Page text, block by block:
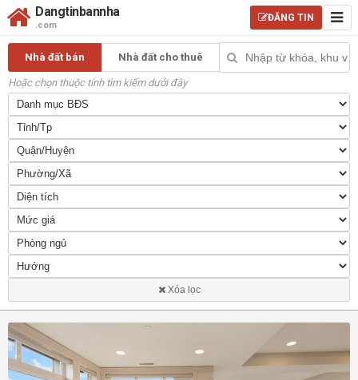
Dangtinbannha
.com
ĐĂNG TIN
Nhà đất bán Nhà đất cho thuê
Hoặc chọn thuộc tính tìm kiếm dưới đây
Xóa lọc